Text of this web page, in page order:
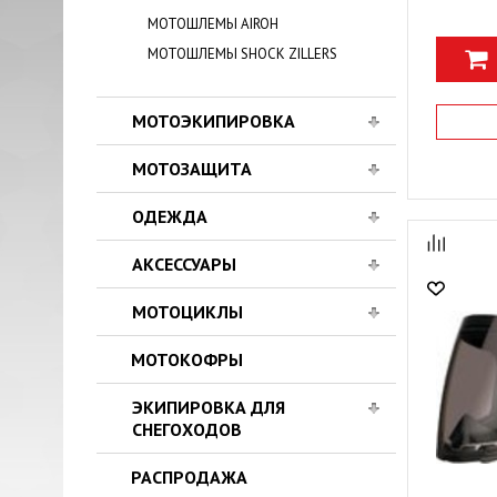
МОТОШЛЕМЫ AIROH
МОТОШЛЕМЫ SHOCK ZILLERS
МОТОЭКИПИРОВКА
МОТОЗАЩИТА
ОДЕЖДА
АКСЕССУАРЫ
МОТОЦИКЛЫ
МОТОКОФРЫ
ЭКИПИРОВКА ДЛЯ
СНЕГОХОДОВ
РАСПРОДАЖА